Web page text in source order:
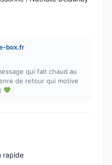
box.fr
qui fait chaud au
de retour qui motive
rapide